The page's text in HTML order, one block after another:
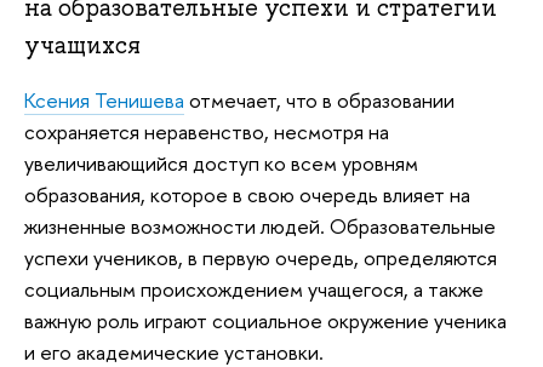
на образовательные успехи и стратегии
учащихся
Ксения Тенишева отмечает, что в образовании
сохраняется неравенство, несмотря на
увеличивающийся доступ ко всем уровням
образования, которое в свою очередь влияет на
жизненные возможности людей. Образовательные
успехи учеников, в первую очередь, определяются
социальным происхождением учащегося, а также
важную роль играют социальное окружение ученика
и его академические установки.